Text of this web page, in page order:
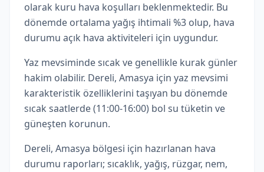
olarak kuru hava koşulları beklenmektedir. Bu
dönemde ortalama yağış ihtimali %3 olup, hava
durumu açık hava aktiviteleri için uygundur.
Yaz mevsiminde sıcak ve genellikle kurak günler
hakim olabilir. Dereli, Amasya için yaz mevsimi
karakteristik özelliklerini taşıyan bu dönemde
sıcak saatlerde (11:00-16:00) bol su tüketin ve
güneşten korunun.
Dereli, Amasya bölgesi için hazırlanan hava
durumu raporları; sıcaklık, yağış, rüzgar, nem,